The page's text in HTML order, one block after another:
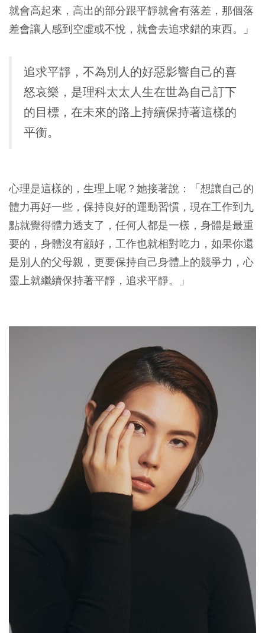
就會高起來，高出的部分跟平靜就會有落差，那個落
差會讓人感到空虛或不悅，就會去追求錯的東西。」
追求平靜，不為別人的好惡影響自己的喜
怒哀樂，是理科太太人生在世為自己訂下
的目標，在未來的路上持續保持著這樣的
平衡。
心理是這樣的，生理上呢？她接著說：「想讓自己的
體力再好一些，保持良好的運動習慣，現在工作到九
點就覺得體力透支了， 任何人都是一樣，身體是最重
要的，身體沒有顧好，工作也就相對吃力，如果你還
是別人的父母親，更要保持自己身體上的競爭力，心
靈上就繼續保持著平靜，追求平靜。
」